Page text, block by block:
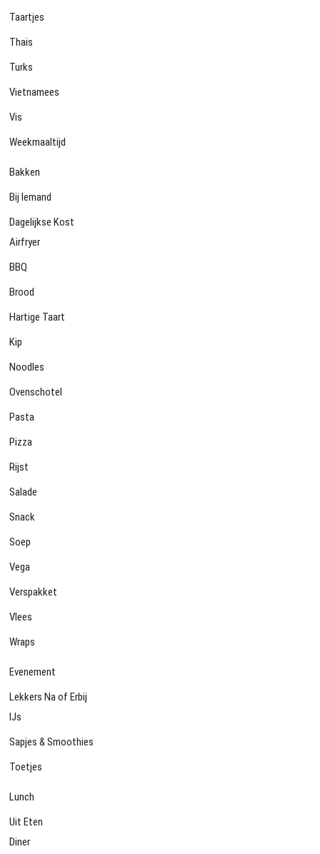
Taartjes
Thais
Turks
Vietnamees
Vis
Weekmaaltijd
Bakken
Bij Iemand
Dagelijkse Kost
Airfryer
BBQ
Brood
Hartige Taart
Kip
Noodles
Ovenschotel
Pasta
Pizza
Rijst
Salade
Snack
Soep
Vega
Verspakket
Vlees
Wraps
Evenement
Lekkers Na of Erbij
IJs
Sapjes & Smoothies
Toetjes
Lunch
Uit Eten
Diner